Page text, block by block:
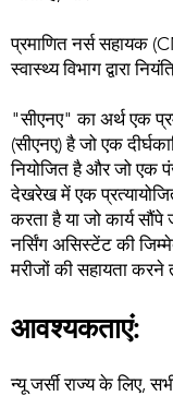
प्रमाणित नर्स सहायक
स्वास्थ्य विभाग द्वारा
"सीएनए" का अर्थ एक
(सीएनए) है जो एक
नियोजित है और जो एक
देखरेख में एक
करता है या जो कार्य
नर्सिंग असिस्टेंट की
मरीजों की सहायता करने
आवश्यकताएं:
न्यू जर्सी राज्य के लिए,